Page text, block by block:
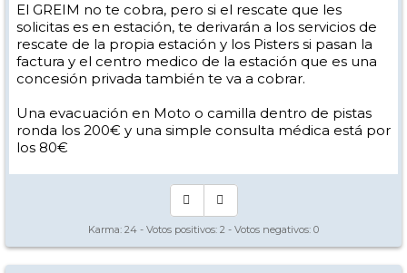
El GREIM no te cobra, pero si el rescate que les
solicitas es en estación, te derivarán a los servicios de
rescate de la propia estación y los Pisters si pasan la
factura y el centro medico de la estación que es una
concesión privada también te va a cobrar.
Una evacuación en Moto o camilla dentro de pistas
ronda los 200€ y una simple consulta médica está por
los 80€
Karma: 24 - Votos positivos: 2 - Votos negativos: 0